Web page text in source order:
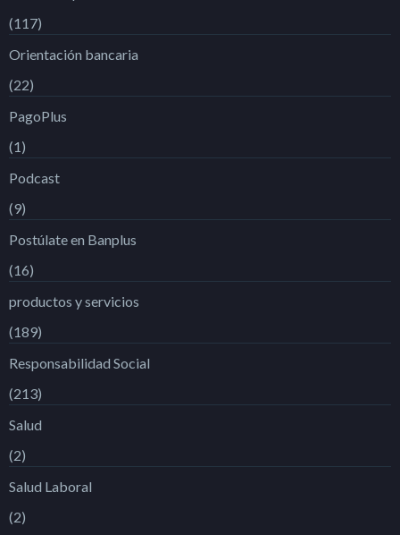
(117)
Orientación bancaria
(22)
PagoPlus
(1)
Podcast
(9)
Postúlate en Banplus
(16)
productos y servicios
(189)
Responsabilidad Social
(213)
Salud
(2)
Salud Laboral
(2)